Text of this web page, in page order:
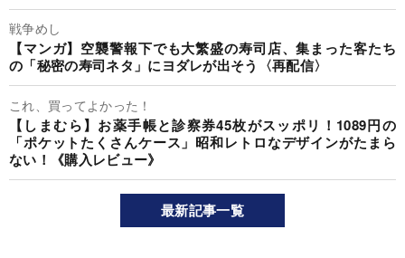
戦争めし
【マンガ】空襲警報下でも大繁盛の寿司店、集まった客たち
の「秘密の寿司ネタ」にヨダレが出そう〈再配信〉
これ、買ってよかった！
【しまむら】お薬手帳と診察券45枚がスッポリ！1089円の
「ポケットたくさんケース」昭和レトロなデザインがたまら
ない！《購入レビュー》
最新記事一覧